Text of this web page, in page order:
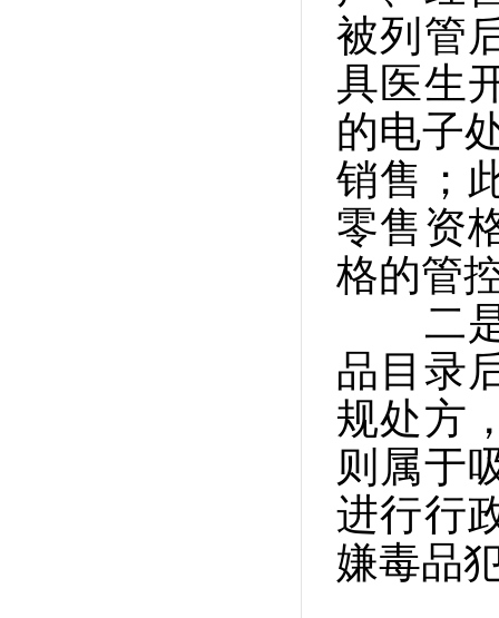
被列管
具医生
的电子
销售；
零售资
格的管
二是
品目录
规处方
则属于
进行行
嫌毒品